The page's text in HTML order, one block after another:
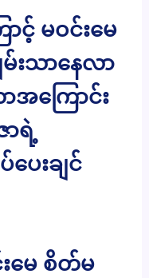
ာင့် မဝင်းမေ
သာနေလာ
ကြောင်း
ရဲ့
းချင်
မေ စိတ်မ